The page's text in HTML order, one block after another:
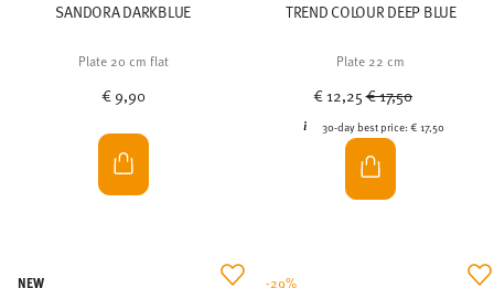
SANDORA DARKBLUE
Plate 20 cm flat
€ 9,90
TREND COLOUR DEEP BLUE
Plate 22 cm
€ 12,25Price reduced from
€ 17,50
30-day best price: € 17,50
NEW -29%